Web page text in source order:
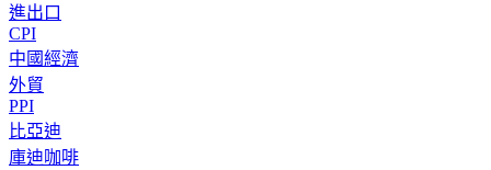
進出口
CPI
中國經濟
外貿
PPI
比亞迪
庫迪咖啡